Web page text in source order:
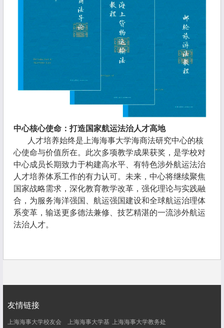
中心核心使命：打造国家航运法治人才高地
人才培养始终是上海海事大学海商法研究中心的核
心使命与价值所在。此次多项教学成果获奖，是学校对
中心成员长期致力于构建高水平、有特色涉外航运法治
人才培养体系工作的有力认可。未来，中心将继续聚焦
国家战略需求，深化教育教学改革，强化理论与实践融
合，为服务海洋强国、航运强国建设和全球航运治理体
系变革，输送更多德法兼修、技艺精湛的一流涉外航运
法治人才。
友情链接
上海海事大学校友会
上海海事大学基 上海海事大学教务处